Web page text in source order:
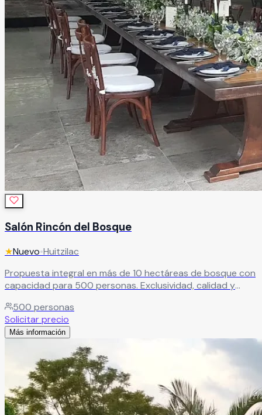
Salón Rincón del Bosque
★Nuevo•Huitzilac
Propuesta integral en más de 10 hectáreas de bosque con
capacidad para 500 personas. Exclusividad, calidad y
características.Leer más
500 personas
Solicitar precio
Más información